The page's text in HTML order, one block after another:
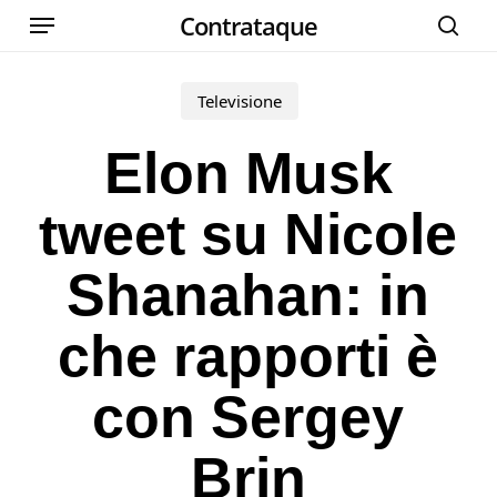
Skip
Contrataque
Menu
Televisione
Elon Musk
tweet su Nicole
Shanahan: in
che rapporti è
con Sergey
Brin